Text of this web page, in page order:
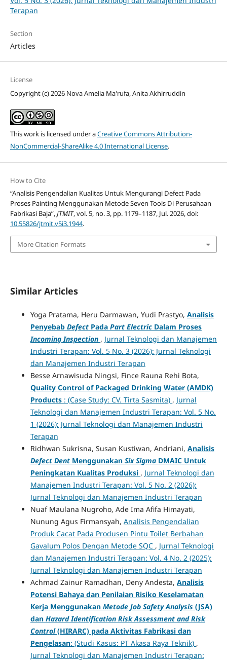
Terapan
Section
Articles
License
Copyright (c) 2026 Nova Amelia Ma'rufa, Anita Akhirruddin
This work is licensed under aCreative Commons Attribution-
NonCommercial-ShareAlike 4.0 International License.
How to Cite
“Analisis Pengendalian Kualitas Untuk Mengurangi Defect Pada
Proses Painting Menggunakan Metode Seven Tools Di Perusahaan
Fabrikasi Baja”,JTMIT, vol. 5, no. 3, pp. 1179–1187, Jul. 2026, doi:
10.55826/jtmit.v5i3.1944.
More Citation Formats
Similar Articles
Yoga Pratama, Heru Darmawan, Yudi Prastyo, Analisis
Penyebab DefectPada Part ElectricDalam Proses
Incoming Inspection , Jurnal Teknologi dan Manajemen
Industri Terapan: Vol. 5 No. 3 (2026): Jurnal Teknologi
dan Manajemen Industri Terapan
Besse Arnawisuda Ningsi, Fince Rauna Rehi Bota,
Quality Control of Packaged Drinking Water (AMDK)
Products : (Case Study: CV. Tirta Sasmita) , Jurnal
Teknologi dan Manajemen Industri Terapan: Vol. 5 No.
1 (2026): Jurnal Teknologi dan Manajemen Industri
Terapan
Ridhwan Sukrisna, Susan Kustiwan, Andriani, Analisis
Defect DentMenggunakan Six SigmaDMAIC Untuk
Peningkatan Kualitas Produksi , Jurnal Teknologi dan
Manajemen Industri Terapan: Vol. 5 No. 2 (2026):
Jurnal Teknologi dan Manajemen Industri Terapan
Nuaf Maulana Nugroho, Ade Ima Afifa Himayati,
Nunung Agus Firmansyah, Analisis Pengendalian
Produk Cacat Pada Produsen Pintu Toilet Berbahan
Gavalum Polos Dengan Metode SQC , Jurnal Teknologi
dan Manajemen Industri Terapan: Vol. 4 No. 2 (2025):
Jurnal Teknologi dan Manajemen Industri Terapan
Achmad Zainur Ramadhan, Deny Andesta, Analisis
Potensi Bahaya dan Penilaian Risiko Keselamatan
Kerja Menggunakan Metode Job Safety Analysis (JSA)
dan Hazard Identification Risk Assessment and Risk
Control(HIRARC) pada Aktivitas Fabrikasi dan
Pengelasan: (Studi Kasus: PT Akasa Raya Teknik) ,
Jurnal Teknologi dan Manajemen Industri Terapan: